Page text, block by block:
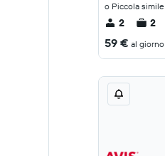
o Piccola simile
2 2
59 € al giorno